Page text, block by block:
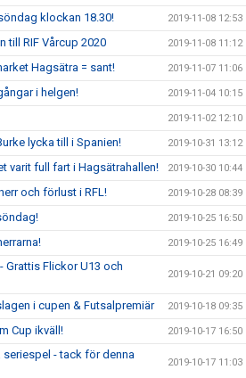
klockan 18.30! 2019-11-08 12:53
till RIF Vårcup 2020 2019-11-08 11:12
Hagsätra = sant! 2019-11-07 11:06
i helgen! 2019-11-04 10:15
2019-11-02 12:10
lycka till i Spanien! 2019-10-31 13:12
varit full fart i Hagsätrahallen! 2019-10-30 10:44
och förlust i RFL! 2019-10-28 08:39
2019-10-25 16:50
2019-10-25 16:49
Grattis Flickor U13 och
2019-10-21 09:20
i cupen & Futsalpremiär 2019-10-18 09:35
Cup ikväll! 2019-10-17 16:50
- tack för denna
2019-10-17 11:03